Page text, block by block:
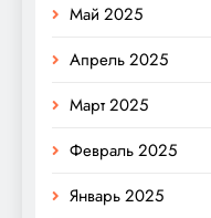
Май 2025
Апрель 2025
Март 2025
Февраль 2025
Январь 2025